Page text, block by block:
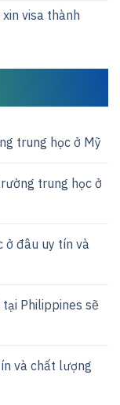
visa thành
trung học ở Mỹ
trung học ở
ở đâu uy tín và
Philippines sẽ
và chất lượng